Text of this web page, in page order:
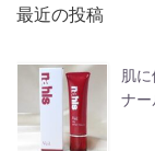
最近の投稿
肌
ナー